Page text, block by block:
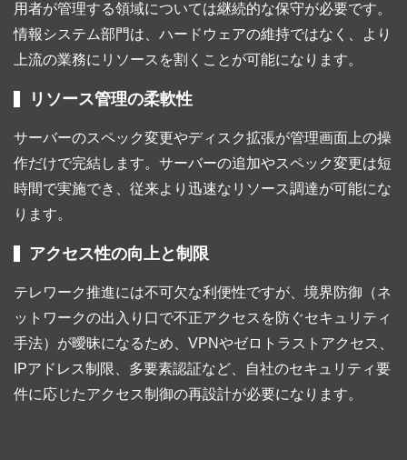
用者が管理する領域については継続的な保守が必要です。
情報システム部門は、ハードウェアの維持ではなく、より
上流の業務にリソースを割くことが可能になります。
リソース管理の柔軟性
サーバーのスペック変更やディスク拡張が管理画面上の操
作だけで完結します。サーバーの追加やスペック変更は短
時間で実施でき、従来より迅速なリソース調達が可能にな
ります。
アクセス性の向上と制限
テレワーク推進には不可欠な利便性ですが、境界防御（ネ
ットワークの出入り口で不正アクセスを防ぐセキュリティ
手法）が曖昧になるため、VPNやゼロトラストアクセス、
IPアドレス制限、多要素認証など、自社のセキュリティ要
件に応じたアクセス制御の再設計が必要になります。